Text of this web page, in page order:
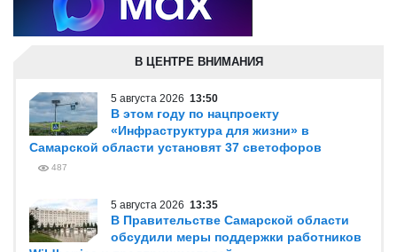
В ЦЕНТРЕ ВНИМАНИЯ
5 августа 2026 13:50
В этом году по нацпроекту
«Инфраструктура для жизни» в
Самарской области установят 37 светофоров
487
5 августа 2026 13:35
В Правительстве Самарской области
обсудили меры поддержки работников